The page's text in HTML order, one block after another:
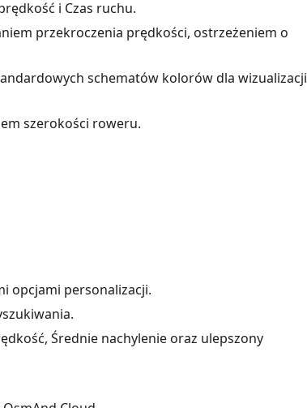
i Czas ruchu.
przekroczenia prędkości, ostrzeżeniem o
schematów kolorów dla wizualizacji
szerokości roweru.
opcjami personalizacji.
Średnie nachylenie oraz ulepszony